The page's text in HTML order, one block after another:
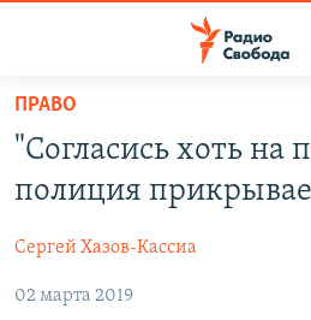
упрощенного
доступа
основному
Вернутся
ПРОГРАММЫ
АВТОРСКИЕ ПРОЕКТЫ
ЦИТАТЫ СВОБОДЫ
МНЕНИЯ
ПРАВО
"Согласись хоть на
полиция
Сергей Хазов-Кассиа
02 марта 2019